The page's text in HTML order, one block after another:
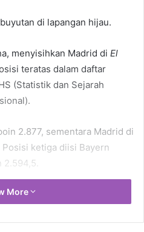
di lapangan hijau.
menyisihkan Madrid di El
teratas dalam daftar
(Statistik dan Sejarah
2.877, sementara Madrid di
ketiga diisi Bayern
klub paling sukses di
tiga trofi. Di kancah Eropa
More